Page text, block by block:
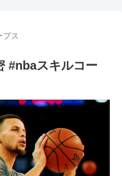
プス
#nbaスキルコー